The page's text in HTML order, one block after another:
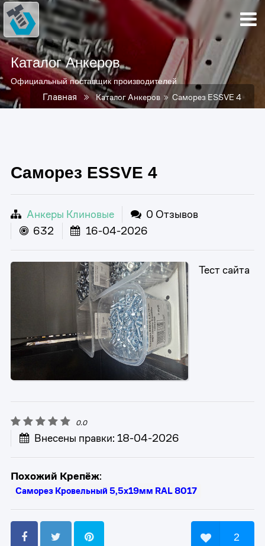
Главная Каталог Анкеров Саморез ESSVE 4
Каталог Анкеров
Официальный поставщик производителей
Саморез ESSVE 4
Анкеры Клиновые
0 Отзывов
632
16-04-2026
Тест сайта
0.0
Внесены правки: 18-04-2026
Похожий Крепёж:
Саморез Кровельный 5,5x19мм RAL 8017
2